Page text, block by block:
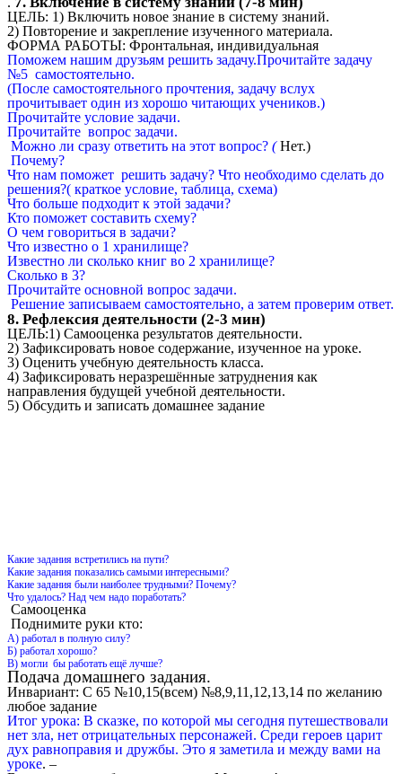
ЦЕЛЬ: 1) Включить новое знание в систему знаний.
2) Повторение и закрепление изученного материала.
ФОРМА РАБОТЫ: Фронтальная, индивидуальная
Поможем нашим друзьям решить задачу.Прочитайте задачу
№5 самостоятельно.
(После самостоятельного прочтения, задачу вслух
прочитывает один из хорошо читающих учеников.)
Прочитайте условие задачи.
Прочитайте вопрос задачи.
Можно ли сразу ответить на этот вопрос? ( Нет.)
Почему?
Что нам поможет решить задачу? Что необходимо сделать до
решения?( краткое условие, таблица, схема)
Что больше подходит к этой задачи?
Кто поможет составить схему?
О чем говориться в задачи?
Что известно о 1 хранилище?
Известно ли сколько книг во 2 хранилище?
Сколько в 3?
Прочитайте основной вопрос задачи.
Решение записываем самостоятельно, а затем проверим ответ.
8. Рефлексия деятельности (2-3 мин)
ЦЕЛЬ:1) Самооценка результатов деятельности.
2) Зафиксировать новое содержание, изученное на уроке.
3) Оценить учебную деятельность класса.
4) Зафиксировать неразрешённые затруднения как
направления будущей учебной деятельности.
5) Обсудить и записать домашнее задание
Какие задания встретились на пути?
Какие задания показались самыми интересными?
Какие задания были наиболее трудными? Почему?
Что удалось? Над чем надо поработать?
Самооценка
Поднимите руки кто:
А) работал в полную силу?
Б) работал хорошо?
В) могли бы работать ещё лучше?
Подача домашнего задания.
Инвариант: С 65 №10,15(всем) №8,9,11,12,13,14 по желанию
любое задание
Итог урока: В сказке, по которой мы сегодня путешествовали
нет зла, нет отрицательных персонажей. Среди героев царит
дух равноправия и дружбы. Это я заметила и между вами на
уроке. –